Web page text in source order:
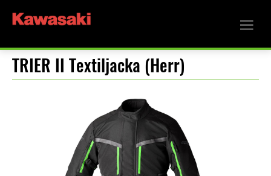
TRIER II Textiljacka (Herr)